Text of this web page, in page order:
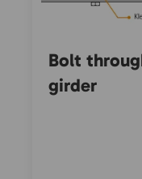
Bolt
girder